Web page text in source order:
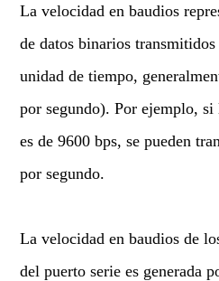
La velocidad en baudios
de datos binarios
unidad de tiempo,
por segundo). Por ejemplo,
es de 9600 bps, se pueden
por segundo.
La velocidad en baudios de
del puerto serie es generada